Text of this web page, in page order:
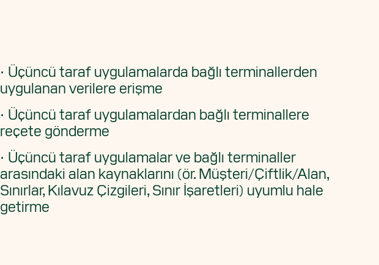
· Üçüncü taraf uygulamalarda bağlı terminallerden
uygulanan verilere erişme
· Üçüncü taraf uygulamalardan bağlı terminallere
reçete gönderme
· Üçüncü taraf uygulamalar ve bağlı terminaller
arasındaki alan kaynaklarını (ör. Müşteri/Çiftlik/Alan,
Sınırlar, Kılavuz Çizgileri, Sınır İşaretleri) uyumlu hale
getirme